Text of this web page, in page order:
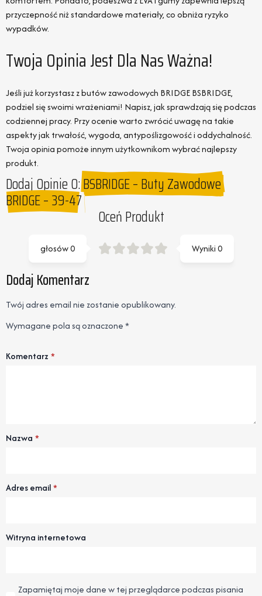
przyczepność niż standardowe materiały, co obniża ryzyko
wypadków.
Twoja Opinia Jest Dla Nas Ważna!
Jeśli już korzystasz z butów zawodowych BRIDGE BSBRIDGE,
podziel się swoimi wrażeniami! Napisz, jak sprawdzają się podczas
codziennej pracy. Przy ocenie warto zwrócić uwagę na takie
aspekty jak trwałość, wygoda, antypoślizgowość i oddychalność.
Twoja opinia pomoże innym użytkownikom wybrać najlepszy
produkt.
Dodaj Opinie O:BSBRIDGE – Buty Zawodowe
BRIDGE – 39-47
Oceń Produkt
Wyniki0
głosów0
Dodaj Komentarz
Twój adres email nie zostanie opublikowany.
Wymagane pola są oznaczone*
Komentarz *
Nazwa *
Adres email*
Witryna internetowa
Zapamiętaj moje dane w tej przeglądarce podczas pisania